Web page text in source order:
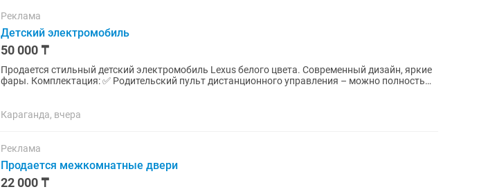
Реклама
Детский электромобиль
50 000 ₸
Продается стильный детский электромобиль Lexus белого цвета. Современный дизайн, яркие
фары. Комплектация: ✅ Родительский пульт дистанционного управления – можно полностью
Караганда, вчера
Реклама
Продается межкомнатные двери
22 000 ₸